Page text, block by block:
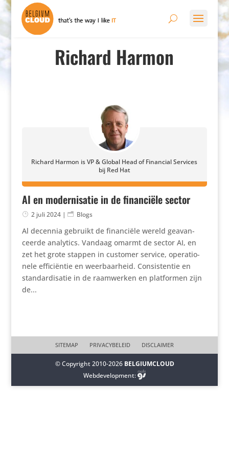
Richard Harmon
AI en modernisatie in de financiële sector
2 juli 2024| Blogs
Al decennia gebruikt de finan­ciële wereld geavan­
ceerde analytics. Vandaag omarmt de sector AI, en
zet het grote stappen in customer service, opera­ti­o­
nele effi­ci­ëntie en weer­baar­heid. Consis­tentie en
standar­di­satie in de raam­werken en plat­formen zijn
de...
Richard Harmon is VP & Global Head of Financial Services
bij Red Hat
SITEMAP PRIVACYBELEID DISCLAIMER
© Copyright 2010-2026 BELGIUMCLOUD
Webdevelopment: